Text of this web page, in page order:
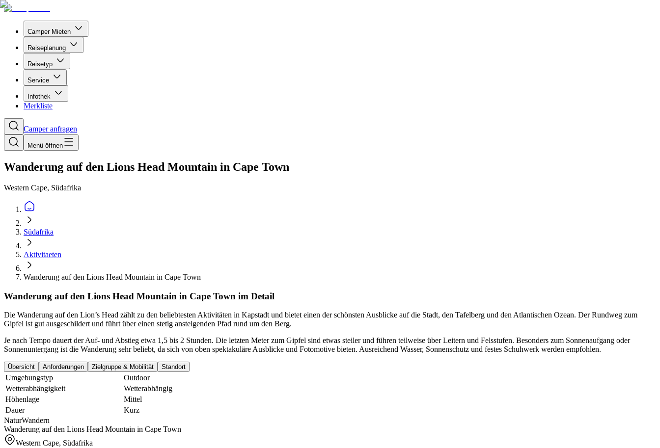
Camper Mieten
Reiseplanung
Reisetyp
Service
Infothek
Merkliste
Camper anfragen
Menü öffnen
Wanderung auf den Lions Head Mountain in Cape Town
Western Cape, Südafrika
Südafrika
Aktivitaeten
Wanderung auf den Lions Head Mountain in Cape Town
Wanderung auf den Lions Head Mountain in Cape Town im Detail
Die Wanderung auf den Lion’s Head zählt zu den beliebtesten Aktivitäten in Kapstadt und bietet einen der schönsten Ausblicke auf die Stadt, den Tafelberg und den Atlantischen Ozean. Der Rundweg zum
Gipfel ist gut ausgeschildert und führt über einen stetig ansteigenden Pfad rund um den Berg.
Je nach Tempo dauert der Auf- und Abstieg etwa 1,5 bis 2 Stunden. Die letzten Meter zum Gipfel sind etwas steiler und führen teilweise über Leitern und Felsstufen. Besonders zum Sonnenaufgang oder
Sonnenuntergang ist die Wanderung sehr beliebt, da sich von oben spektakuläre Ausblicke und Fotomotive bieten. Ausreichend Wasser, Sonnenschutz und festes Schuhwerk werden empfohlen.
Übersicht Anforderungen Zielgruppe & Mobilität Standort
Umgebungstyp
Outdoor
Wetterabhängigkeit
Wetterabhängig
Höhenlage
Mittel
Dauer
Kurz
NaturWandern
Wanderung auf den Lions Head Mountain in Cape Town
Western Cape, Südafrika